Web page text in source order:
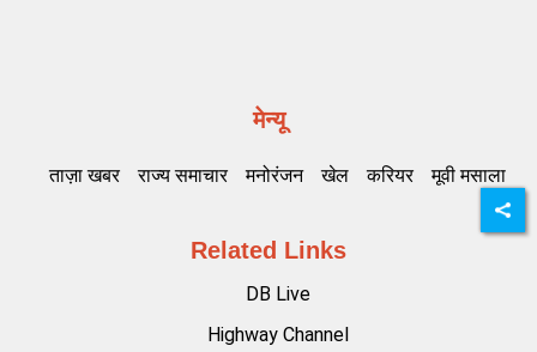
मेन्यू
ताज़ा खबर राज्य समाचार मनोरंजन खेल करियर मूवी मसाला
Related Links
DB Live
Highway Channel